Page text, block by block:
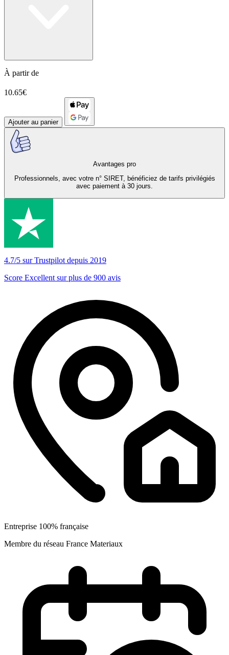
À partir de
10.65€
Ajouter au panier
Avantages pro
Professionnels, avec votre n° SIRET, bénéficiez de tarifs privilégiés
avec paiement à 30 jours.
4.7/5 sur Trustpilot depuis 2019
Score Excellent sur plus de 900 avis
Entreprise 100% française
Membre du réseau France Materiaux